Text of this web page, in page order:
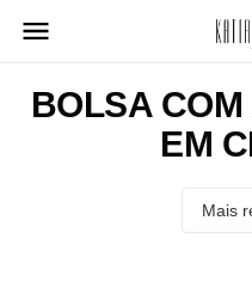
para
conteúdo
BOLSA
EM